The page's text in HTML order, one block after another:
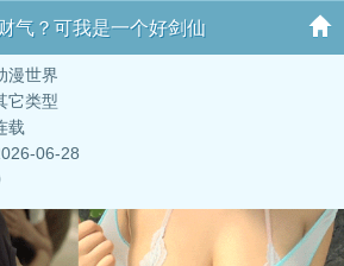
气？可我是一个好剑仙
漫世界
它类型
载
06-28